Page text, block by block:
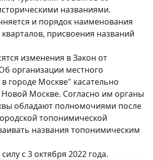
названиями.
и порядок наименования
присвоения названий
изменения в Закон от
организации местного
городе Москве" касательно
Москве. Согласно им органы
обладают полномочиями после
топонимической
названия топонимическим
с 3 октября 2022 года.